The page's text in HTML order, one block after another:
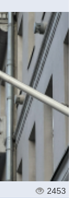
2453